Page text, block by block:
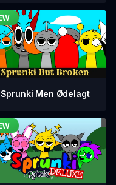
Sprunki Men Ødelagt